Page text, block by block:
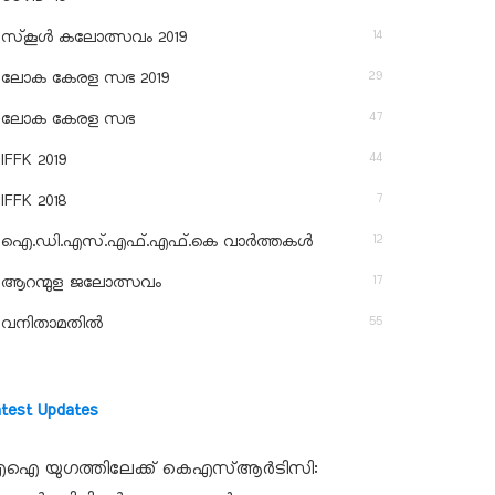
സ്‌കൂള്‍ കലോത്സവം 2019 14
ലോക കേരള സഭ 2019 29
ലോക കേരള സഭ 47
IFFK 2019 44
IFFK 2018 7
ഐ.ഡി.എസ്.എഫ്.എഫ്.കെ വാർത്തകൾ 12
ആറന്മുള ജലോത്സവം 17
വനിതാമതിൽ 55
Updates
യുഗത്തിലേക്ക് കെഎസ്ആർടിസി: